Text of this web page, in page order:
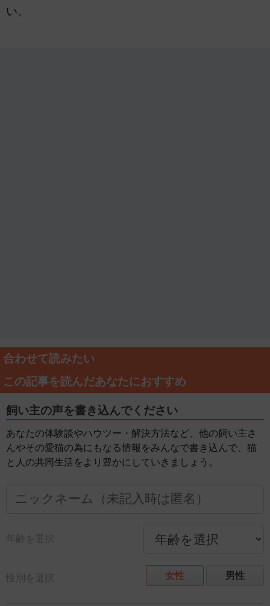
い。
合わせて読みたい
この記事を読んだあなたにおすすめ
飼い主の声を書き込んでください
あなたの体験談やハウツー・解決方法など、他の飼い主さ
んやその愛猫の為にもなる情報をみんなで書き込んで、猫
と人の共同生活をより豊かにしていきましょう。
年齢を選択
性別を選択 女性 男性